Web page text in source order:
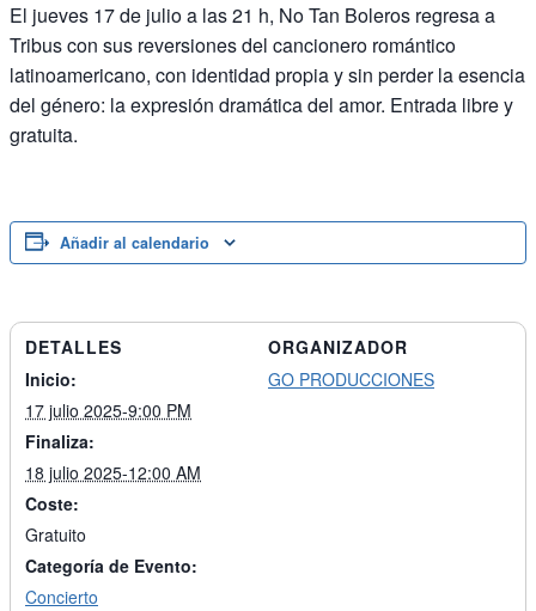
El jueves 17 de julio a las 21 h, No Tan Boleros regresa a
Tribus con sus reversiones del cancionero romántico
latinoamericano, con identidad propia y sin perder la esencia
del género: la expresión dramática del amor. Entrada libre y
gratuita.
Añadir al calendario
DETALLES
Inicio:
17 julio 2025-9:00 PM
Finaliza:
18 julio 2025-12:00 AM
Coste:
Gratuito
Categoría de Evento:
Concierto
ORGANIZADOR
GO PRODUCCIONES